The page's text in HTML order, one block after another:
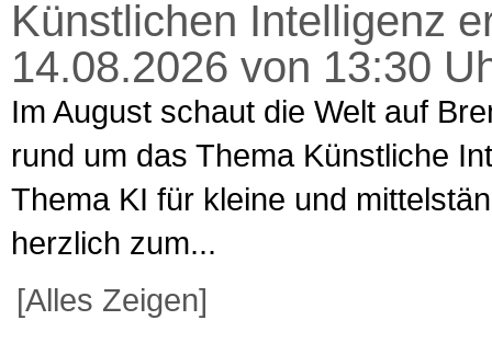
Künstlichen Intelligenz
14.08.2026 von 13:30
Im August schaut die Welt auf
rund um das Thema Künstliche
Thema KI für kleine und
herzlich zum...
[Alles Zeigen]